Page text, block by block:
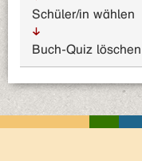
Schüler/in wählen
Buch-Quiz löschen